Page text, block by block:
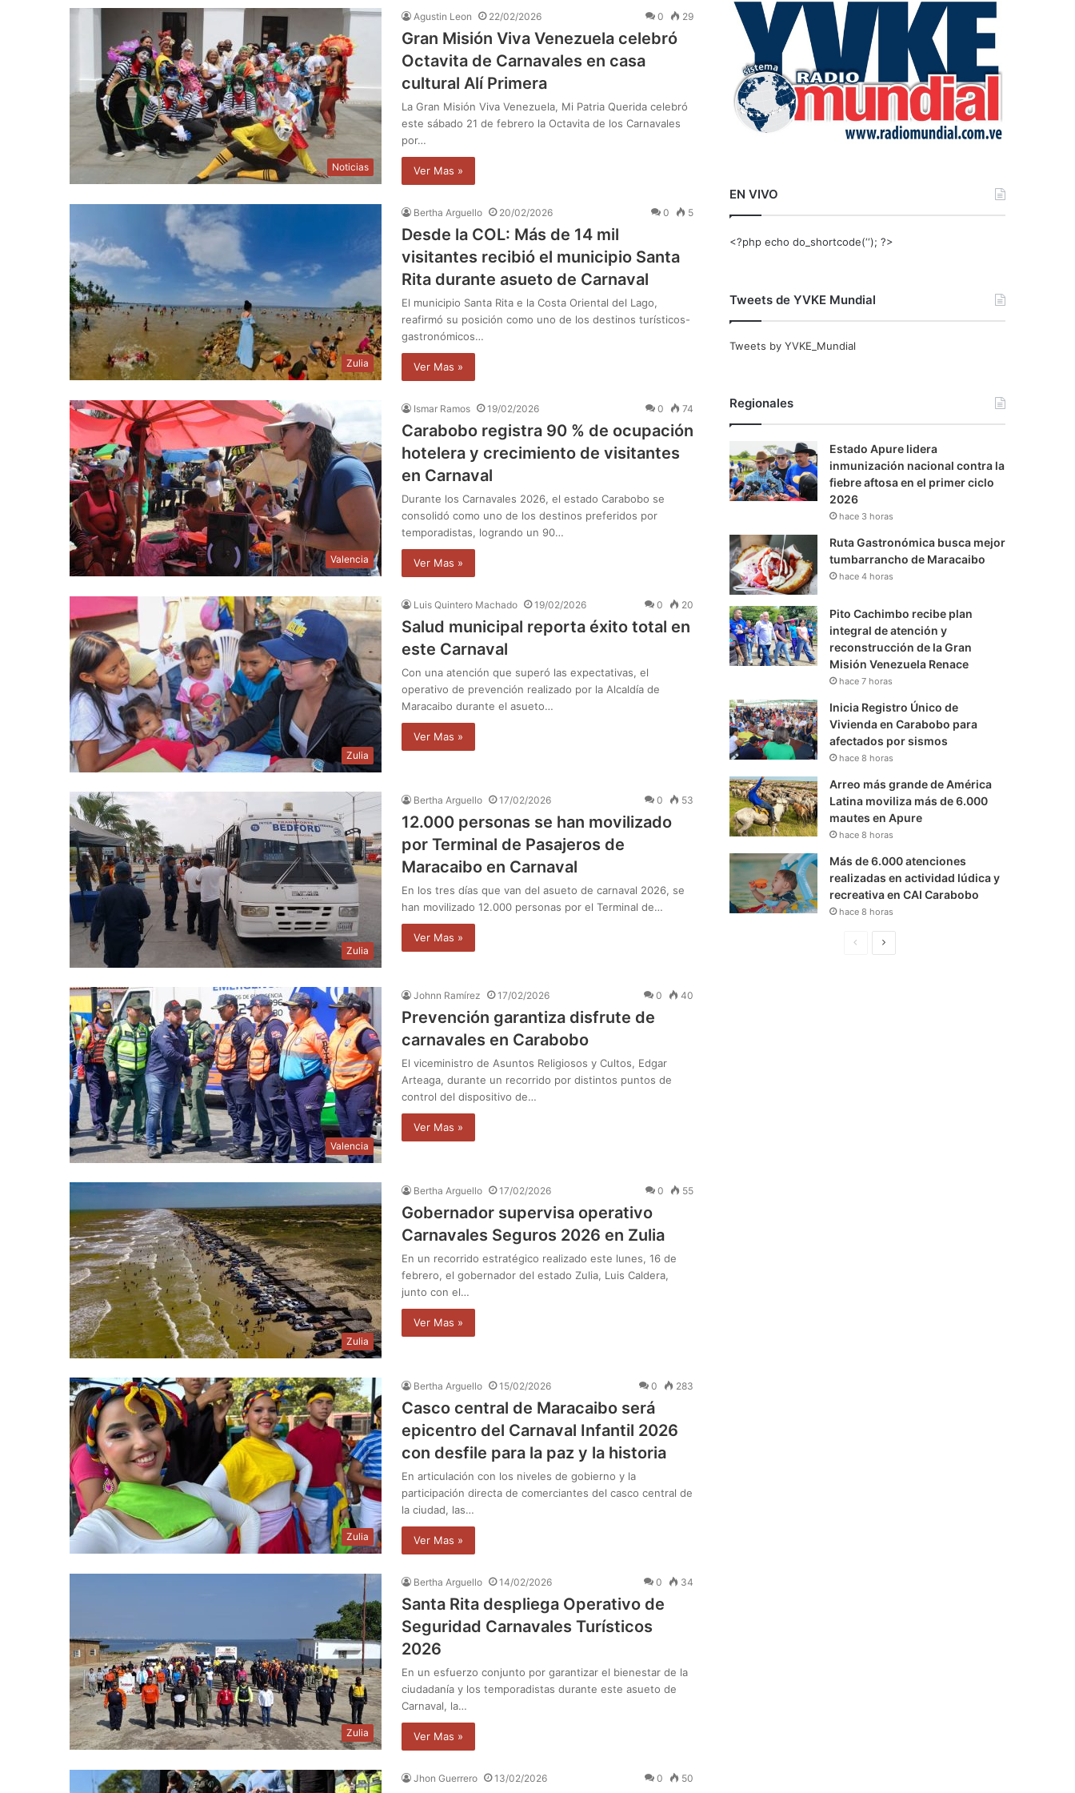
Noticias
Agustin Leon 22/02/2026 0 29
Gran Misión Viva Venezuela celebró
Octavita de Carnavales en casa
cultural Alí Primera
La Gran Misión Viva Venezuela, Mi Patria Querida celebró
este sábado 21 de febrero la Octavita de los Carnavales
por…
Ver Mas »
Zulia
Bertha Arguello 20/02/2026 0 5
Desde la COL: Más de 14 mil
visitantes recibió el municipio Santa
Rita durante asueto de Carnaval
El municipio Santa Rita e la Costa Oriental del Lago,
reafirmó su posición como uno de los destinos turísticos-
gastronómicos…
Ver Mas »
Valencia
Ismar Ramos 19/02/2026 0 74
Carabobo registra 90 % de ocupación
hotelera y crecimiento de visitantes
en Carnaval
Durante los Carnavales 2026, el estado Carabobo se
consolidó como uno de los destinos preferidos por
temporadistas, logrando un 90…
Ver Mas »
Zulia
Luis Quintero Machado 19/02/2026 0 20
Salud municipal reporta éxito total en
este Carnaval
Con una atención que superó las expectativas, el
operativo de prevención realizado por la Alcaldía de
Maracaibo durante el asueto…
Ver Mas »
Zulia
Bertha Arguello 17/02/2026 0 53
12.000 personas se han movilizado
por Terminal de Pasajeros de
Maracaibo en Carnaval
En los tres días que van del asueto de carnaval 2026, se
han movilizado 12.000 personas por el Terminal de…
Ver Mas »
Valencia
Johnn Ramírez 17/02/2026 0 40
Prevención garantiza disfrute de
carnavales en Carabobo
El viceministro de Asuntos Religiosos y Cultos, Edgar
Arteaga, durante un recorrido por distintos puntos de
control del dispositivo de…
Ver Mas »
Zulia
Bertha Arguello 17/02/2026 0 55
Gobernador supervisa operativo
Carnavales Seguros 2026 en Zulia
En un recorrido estratégico realizado este lunes, 16 de
febrero, el gobernador del estado Zulia, Luis Caldera,
junto con el…
Ver Mas »
Zulia
Bertha Arguello 15/02/2026 0 283
Casco central de Maracaibo será
epicentro del Carnaval Infantil 2026
con desfile para la paz y la historia
En articulación con los niveles de gobierno y la
participación directa de comerciantes del casco central de
la ciudad, las…
Ver Mas »
Zulia
Bertha Arguello 14/02/2026 0 34
Santa Rita despliega Operativo de
Seguridad Carnavales Turísticos
2026
En un esfuerzo conjunto por garantizar el bienestar de la
ciudadanía y los temporadistas durante este asueto de
Carnaval, la…
Ver Mas »
Jhon Guerrero 13/02/2026 0 50
r
EN VIVO
<?php echo do_shortcode(‘‘); ?>
Tweets de YVKE Mundial
Tweets by YVKE_Mundial
Regionales
Estado Apure lidera
inmunización nacional contra la
fiebre aftosa en el primer ciclo
2026
hace 3 horas
Ruta Gastronómica busca mejor
tumbarrancho de Maracaibo
hace 4 horas
Pito Cachimbo recibe plan
integral de atención y
reconstrucción de la Gran
Misión Venezuela Renace
hace 7 horas
Inicia Registro Único de
Vivienda en Carabobo para
afectados por sismos
hace 8 horas
Arreo más grande de América
Latina moviliza más de 6.000
mautes en Apure
hace 8 horas
Más de 6.000 atenciones
realizadas en actividad lúdica y
recreativa en CAI Carabobo
hace 8 horas
S